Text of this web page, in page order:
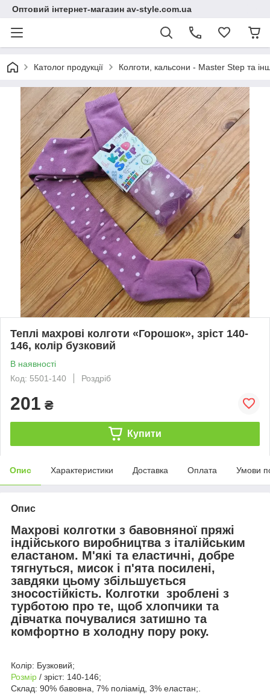
Оптовий інтернет-магазин av-style.com.ua
Католог продукції Колготи, кальсони - Master Step та
Теплі махрові колготи «Горошок», зріст 140-
146, колір бузковий
В наявності
Код: 5501-140
Роздріб
201 ₴
Купити
Опис Характеристики Доставка Оплата Умови
Опис
Махрові колготки з бавовняної пряжі
індійського виробництва з італійським
еластаном. М'які та еластичні, добре
тягнуться, мисок і п'ята посилені,
завдяки цьому збільшується
зносостійкість. Колготки зроблені з
турботою про те, щоб хлопчики та
дівчатка почувалися затишно та
комфортно в холодну пору року.
Колір: Бузковий;
Розмір / зріст: 140-146;
Склад: 90% бавовна, 7% поліамід, 3% еластан;.